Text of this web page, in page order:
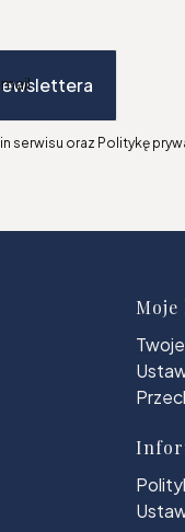
serwisu oraz Politykę
Moje